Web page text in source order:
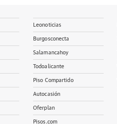
Leonoticias
Burgosconecta
Salamancahoy
Todoalicante
Piso Compartido
Autocasión
Oferplan
Pisos.com